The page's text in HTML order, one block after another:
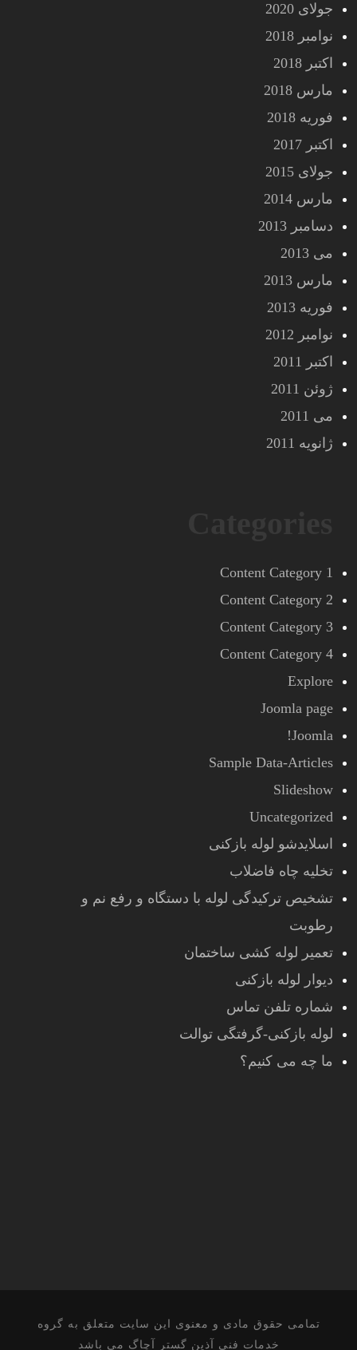
جولای 2020
نوامبر 2018
اکتبر 2018
مارس 2018
فوریه 2018
اکتبر 2017
جولای 2015
مارس 2014
دسامبر 2013
می 2013
مارس 2013
فوریه 2013
نوامبر 2012
اکتبر 2011
ژوئن 2011
می 2011
ژانویه 2011
Content Category 1
Content Category 2
Content Category 3
Content Category 4
Explore
Joomla page
Joomla!
Sample Data-Articles
Slideshow
Uncategorized
اسلایدشو لوله بازکنی
تخلیه چاه فاضلاب
تشخیص ترکیدگی لوله با دستگاه و رفع نم و
رطوبت
تعمیر لوله کشی ساختمان
دیوار لوله بازکنی
شماره تلفن تماس
لوله بازکنی-گرفتگی توالت
ما چه می کنیم؟
تمامی حقوق مادی و معنوی این سایت متعلق به گروه
خدمات فنی آذین گستر آچاگ می باشد